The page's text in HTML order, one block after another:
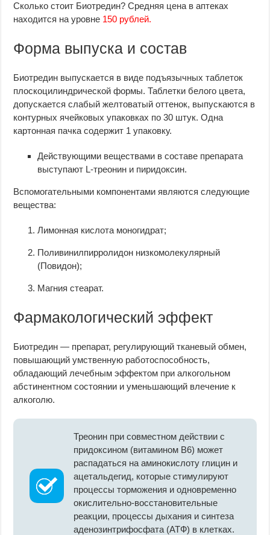
Сколько стоит Биотредин? Средняя цена в аптеках
находится на уровне 150 рублей.
Форма выпуска и состав
Биотредин выпускается в виде подъязычных таблеток
плоскоцилиндрической формы. Таблетки белого цвета,
допускается слабый желтоватый оттенок, выпускаются в
контурных ячейковых упаковках по 30 штук. Одна
картонная пачка содержит 1 упаковку.
Действующими веществами в составе препарата
выступают L-треонин и пиридоксин.
Вспомогательными компонентами являются следующие
вещества:
Лимонная кислота моногидрат;
Поливинилпирролидон низкомолекулярный
(Повидон);
Магния стеарат.
Фармакологический эффект
Биотредин — препарат, регулирующий тканевый обмен,
повышающий умственную работоспособность,
обладающий лечебным эффектом при алкогольном
абстинентном состоянии и уменьшающий влечение к
алкоголю.
Треонин при совместном действии с
придоксином (витамином В6) может
распадаться на аминокислоту глицин и
ацетальдегид, которые стимулируют
процессы торможения и одновременно
окислительно-восстановительные
реакции, процессы дыхания и синтеза
аденозинтрифосфата (АТФ) в клетках.